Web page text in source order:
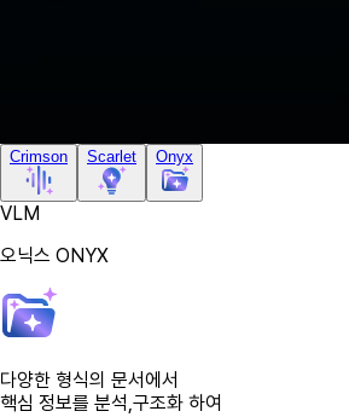
Crimson Scarlet Onyx
VLM
오닉스 ONYX
다양한 형식의 문서에서
핵심 정보를 분석,구조화 하여